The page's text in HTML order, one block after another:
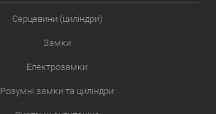
Серцевини (циліндри)
Замки
Електрозамки
Розумні замки та циліндри